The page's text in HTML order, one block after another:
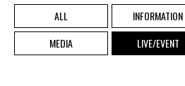
ALL INFORMATION
MEDIA
LIVE/EVENT